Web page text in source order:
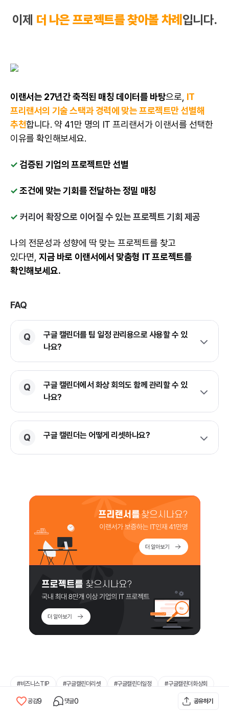
이제 더 나은 프로젝트를 찾아볼 차례 입니다.
이랜서는 27년간 축적된 매칭 데이터를 바탕으로, IT
프리랜서의 기술 스택과 경력에 맞는 프로젝트만 선별해
추천합니다. 약 41만 명의 IT 프리랜서가 이랜서를 선택한
이유를 확인해보세요.
✓ 검증된 기업의 프로젝트만 선별
✓조건에 맞는 기회를 전달하는 정밀 매칭
✓ 커리어 확장으로 이어질 수 있는 프로젝트 기회 제공
나의 전문성과 성향에 딱 맞는 프로젝트를 찾고
있다면, 지금 바로 이랜서에서 맞춤형 IT 프로젝트를
확인해보세요.
FAQ
구글 캘린더를 팀 일정 관리용으로 사용할 수 있
나요?
구글 캘린더에서 화상 회의도 함께 관리할 수 있
나요?
구글 캘린더는 어떻게 리셋하나요?
#비즈니스TIP #구글캘린더리셋 #구글캘린더일정 #구글캘린더화상회
공감9 댓글0 공유하기
공감9 댓글0 공유하기